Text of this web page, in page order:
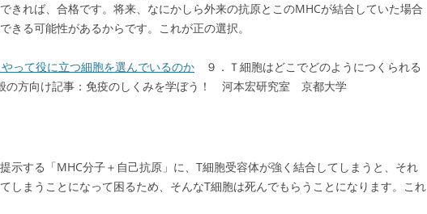
できれば、合格です。将来、なにかしら外来の抗原とこのMHCが結合していた場合
きる可能性があるからです。これが正の選択。
って役に立つ細胞を選んでいるのか ９．Ｔ細胞はどこでどのようにつくられる
方向け記事：免疫のしくみを学ぼう！ 河本宏研究室 京都大学
示する「MHC分子＋自己抗原」に、T細胞受容体が強く結合してしまうと、それ
しまうことになって困るため、そんなT細胞は死んでもらうことになります。これ